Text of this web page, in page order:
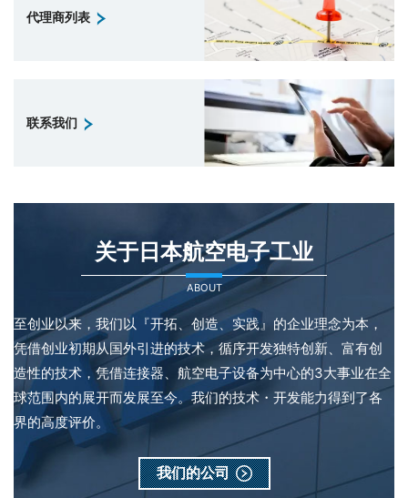
代理商列表
联系我们
关于日本航空电子工业
ABOUT
至创业以来，我们以『开拓、创造、实践』的企业理念为本，
凭借创业初期从国外引进的技术，循序开发独特创新、富有创
造性的技术，凭借连接器、航空电子设备为中心的3大事业在全
球范围内的展开而发展至今。我们的技术・开发能力得到了各
界的高度评价。
我们的公司